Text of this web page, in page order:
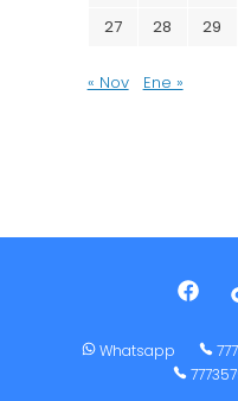
27
28 29
« Nov Ene »
Whatsapp